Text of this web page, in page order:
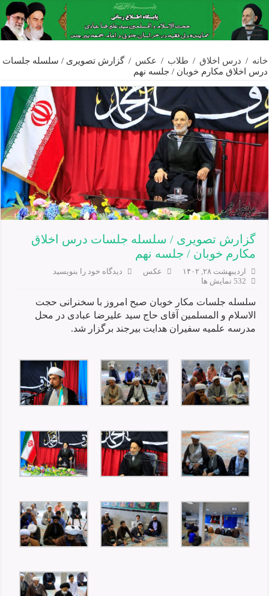
خانه / درس اخلاق / طلاب / عکس / گزارش تصویری / سلسله جلسات
درس اخلاق مکارم خوبان / جلسه نهم
گزارش تصویری / سلسله جلسات درس اخلاق
مکارم خوبان / جلسه نهم
اردیبهشت ۲۸, ۱۴۰۲ عکس
دیدگاه خود را بنویسید
532 نمایش ها
سلسله جلسات مکار خوبان صبح امروز با سخنرانی حجت
الاسلام و المسلمین آقای حاج سید علیرضا عبادی در محل
مدرسه علمیه سفیران هدایت بیرجند برگزار شد.